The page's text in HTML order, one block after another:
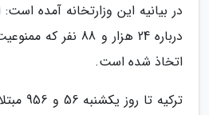
در بیانیه این وزارتخانه آمده
درباره 24 هزار و 88
اتخاذ شده است.
ترکیه